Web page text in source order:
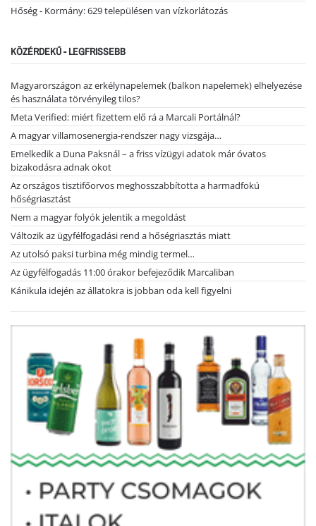
Hőség - Kormány: 629 településen van vízkorlátozás
KÖZÉRDEKŰ - LEGFRISSEBB
Magyarországon az erkélynapelemek (balkon napelemek) elhelyezése
és használata törvényileg tilos?
Meta Verified: miért fizettem elő rá a Marcali Portálnál?
A magyar villamosenergia-rendszer nagy vizsgája…
Emelkedik a Duna Paksnál – a friss vízügyi adatok már óvatos
bizakodásra adnak okot
Az országos tisztifőorvos meghosszabbította a harmadfokú
hőségriasztást
Nem a magyar folyók jelentik a megoldást
Változik az ügyfélfogadási rend a hőségriasztás miatt
Az utolsó paksi turbina még mindig termel…
Az ügyfélfogadás 11:00 órakor befejeződik Marcaliban
Kánikula idején az állatokra is jobban oda kell figyelni